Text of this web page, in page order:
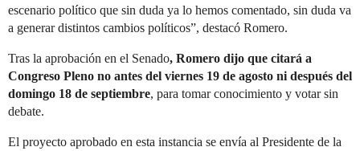
escenario político que sin duda ya lo hemos comentado, sin duda va
a generar distintos cambios políticos”, destacó Romero.
Tras la aprobación en el Senado, Romero dijo que citará a
Congreso Pleno no antes del viernes 19 de agosto ni después del
domingo 18 de septiembre, para tomar conocimiento y votar sin
debate.
El proyecto aprobado en esta instancia se envía al Presidente de la